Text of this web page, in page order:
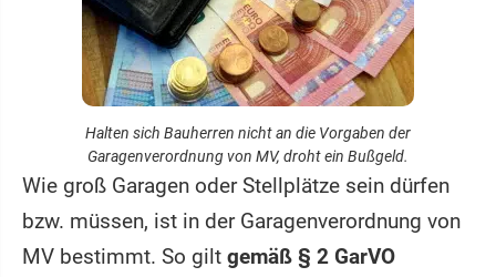
Halten sich Bauherren nicht an die Vorgaben der
Garagenverordnung von MV, droht ein Bußgeld.
Wie groß Garagen oder Stellplätze sein dürfen
bzw. müssen, ist in der Garagenverordnung von
MV bestimmt. So gilt gemäß § 2 GarVO